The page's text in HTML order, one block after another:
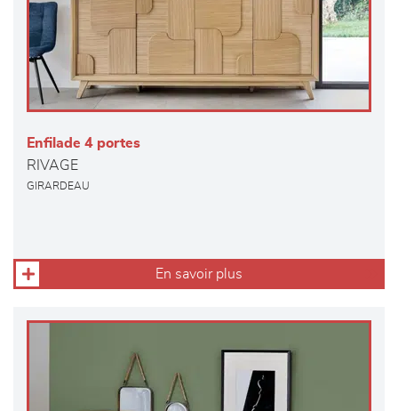
Enfilade 4 portes
RIVAGE
GIRARDEAU
En savoir plus